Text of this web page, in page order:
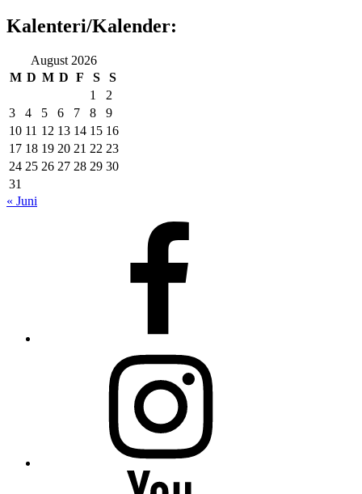
Kalenteri/Kalender:
August 2026
M D M D F S
S
1
2
3
4 5 6 7 8
9
10 11 12 13 14 15 16
17 18 19 20 21 22 23
24 25 26 27 28 29 30
31
« Juni